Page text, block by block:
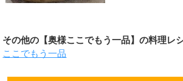
その他の【奥様ここでもう一品】の料理レ
ここでもう一品